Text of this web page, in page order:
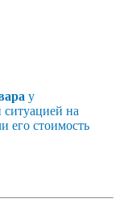
у
ситуацией на
его стоимость